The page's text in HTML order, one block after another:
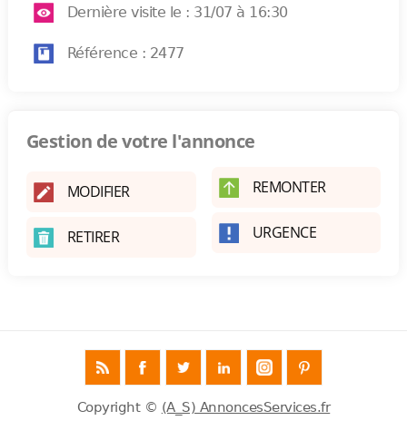
Dernière visite le : 31/07 à 16:30
Référence : 2477
Gestion de votre l'annonce
MODIFIER
RETIRER
REMONTER
URGENCE
Copyright © (A_S) AnnoncesServices.fr